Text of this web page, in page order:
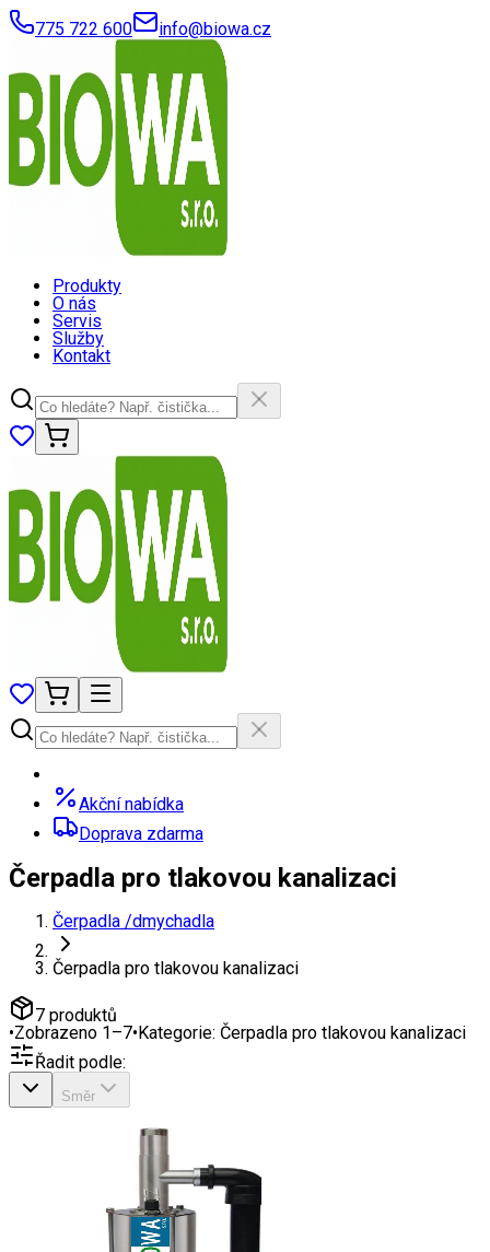
775 722 600 info@biowa.cz
Produkty
O nás
Servis
Služby
Kontakt
Akční nabídka
Doprava zdarma
Čerpadla pro tlakovou kanalizaci
Čerpadla /dmychadla
Čerpadla pro tlakovou kanalizaci
7 produktů
•Zobrazeno 1–7•Kategorie: Čerpadla pro tlakovou kanalizaci
Řadit podle:
Směr